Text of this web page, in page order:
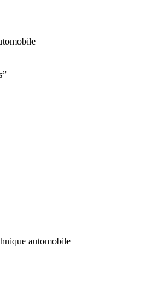
”
automobile